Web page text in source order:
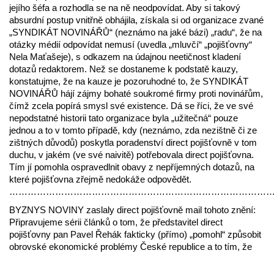
jejího šéfa a rozhodla se na ně neodpovídat. Aby si takový
absurdní postup vnitřně obhájila, získala si od organizace zvané
„SYNDIKÁT NOVINÁŘŮ“ (neznámo na jaké bázi) „radu“, že na
otázky médií odpovídat nemusí (uvedla „mluvčí“ „pojišťovny“
Nela Maťašeje), s odkazem na údajnou neetičnost kladení
dotazů redaktorem. Než se dostaneme k podstatě kauzy,
konstatujme, že na kauze je pozoruhodné to, že SYNDIKÁT
NOVINÁŘŮ hájí zájmy bohaté soukromé firmy proti novinářům,
čímž zcela popírá smysl své existence. Dá se říci, že ve své
nepodstatné historii tato organizace byla „užitečná“ pouze
jednou a to v tomto případě, kdy (neznámo, zda nezištně či ze
zištných důvodů) poskytla poradenství direct pojišťovně v tom
duchu, v jakém (ve své naivitě) potřebovala direct pojišťovna.
Tím jí pomohla ospravedlnit obavy z nepříjemných dotazů, na
které pojišťovna zřejmě nedokáže odpovědět.
BYZNYS NOVINY zaslaly direct pojišťovně mail tohoto znění:
Připravujeme sérii článků o tom, že představitel direct
pojišťovny pan Pavel Řehák fakticky (přímo) „pomohl“ způsobit
obrovské ekonomické problémy České republice a to tím, že